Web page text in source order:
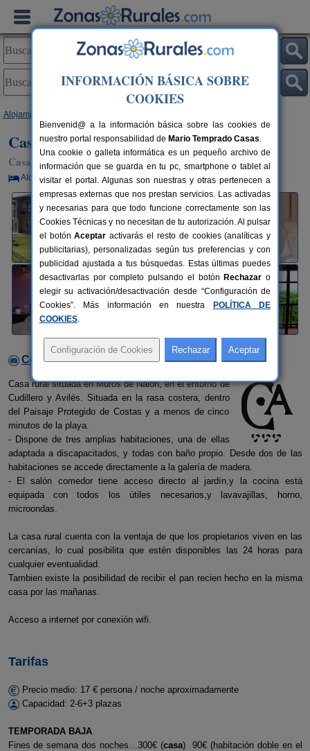
Alojamientos
Casa Rural Ángel de Xuanín
Casa Rural en Muros de Nalón (Asturias)
Alquiler por habitaciones 2-6+3 plazas 40 km de Oviedo
Contactar con el alojamiento
Casa rural situada en Muros de Nalón, en el entorno de
Cudillero y Avilés. Situada en la rasa costera, dentro
del Paisaje Protegido de Costas y a menos de cinco
minutos de la playa.
- Dispone de tres amplias habitaciones, una de ellas
adaptada a discapacitados, y todas con baño propio. Desde dos de las
habitaciones se accede directamente a la galería de madera.
- El salón comedor tiene acceso directo al jardín,y la cocina está
equipada con todos los útiles necesarios,y lavavajillas, horno,
microondas.
La casa rural cuenta con la ventaja de que los propietarios viven en las
cercanías, lo cual posibilita que estén disponibles las 24 horas para
cualquier eventualidad.
Tambien existe la posibilidad de recibir el pan recien hecho en la misma
casa por las mañanas.
Acceso a internet por conexión wifi.
Tarifas
Precio medio: 17 € persona / noche aproximadamente
Capacidad: 2-6+3 plazas
TEMPORADA BAJA
Fines de semana dos noches…300€ (casa) 90€ (habitación doble en el
INFORMACIÓN BÁSICA SOBRE
COOKIES
Bienvenid@ a la información básica sobre las cookies de
nuestro portal responsabilidad de Mario Temprado Casas.
Una cookie o galleta informática es un pequeño archivo de
información que se guarda en tu pc, smartphone o tablet al
visitar el portal. Algunas son nuestras y otras pertenecen a
empresas externas que nos prestan servicios. Las activadas
y necesarias para que todo funcione correctamente son las
Cookies Técnicas y no necesitan de tu autorización. Al pulsar
el botónAceptar activarás el resto de cookies (analíticas y
publicitarias), personalizadas según tus preferencias y con
publicidad ajustada a tus búsquedas. Estas últimas puedes
desactivarlas por completo pulsando el botón Rechazar o
elegir su activación/desactivación desde “Configuración de
Cookies”. Más información en nuestra
POLÍTICA DE
COOKIES.